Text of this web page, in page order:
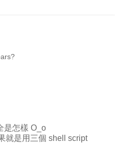
是怎樣 O_o
就是用三個 shell script